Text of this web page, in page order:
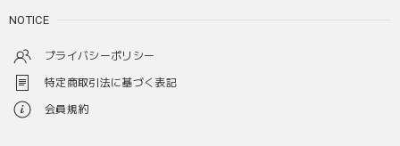
NOTICE
プライバシーポリシー
特定商取引法に基づく表記
会員規約